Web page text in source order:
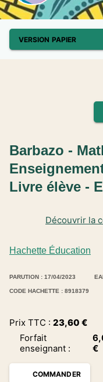
VERSION PAPIER
Hachette Éducation
Découvrir la
Barbazo -
Livre élève -
PARUTION : 17/04/2023
CODE HACHETTE : 8918379
Prix TTC : 23,60 €
Forfait
enseignant :
€
COMMANDER